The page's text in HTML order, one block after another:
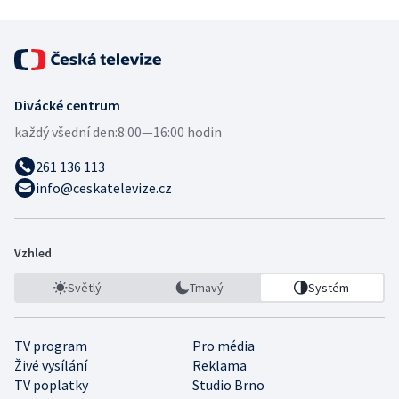
Divácké centrum
každý všední den:8:00—16:00 hodin
261 136 113
info@ceskatelevize.cz
Vzhled
Světlý Tmavý Systém
TV program
Pro média
Živé vysílání
Reklama
TV poplatky
Studio Brno